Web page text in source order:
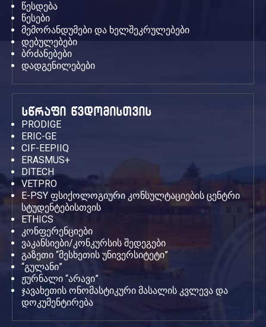
წესდება
წესები
მემორანდუმები და ხელშეკრულებები
დებულებები
ბრძანებები
დადგენილებები
სწრაფი წვდომისთვის
PRODIGE
ERIC-GE
CIF-EEPIIQ
ERASMUS+
DITECH
VETPRO
E-PSY ფსიქოლოგიური კონსულტაციების ცენტრი
სტუდენტებისთვის
ETHICS
კონფერენციები
ვაკანსიები/კონკურსის შედეგები
გაზეთი “მესხეთის უნივერსიტეტი”
“გულანი”
ჟურნალი “არავი”
ჯავახეთის ონომასტიკური მასალის კვლევა და
დოკუმენტირება